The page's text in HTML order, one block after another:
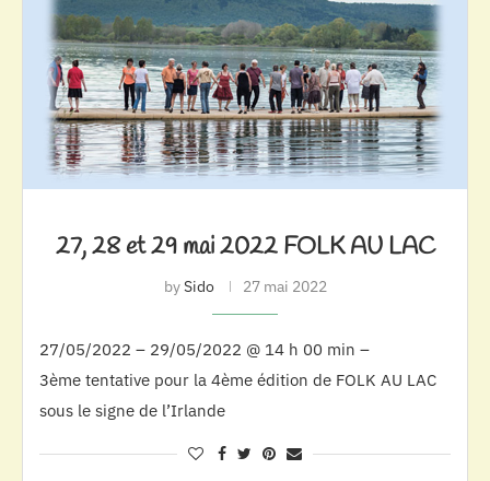
27, 28 et 29 mai 2022 FOLK AU LAC
bySido 27 mai 2022
27/05/2022 – 29/05/2022 @ 14 h 00 min –
3ème tentative pour la 4ème édition de FOLK AU LAC
sous le signe de l’Irlande